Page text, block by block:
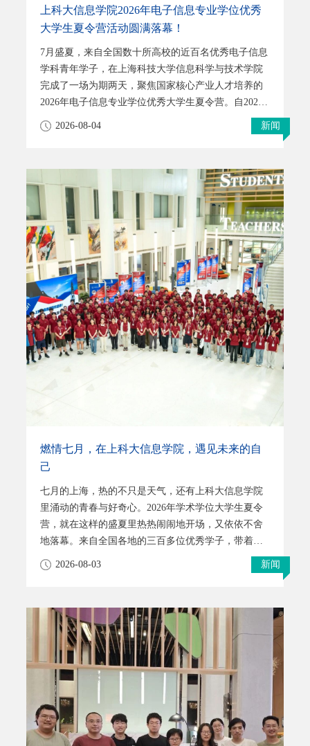
上科大信息学院2026年电子信息专业学位优秀
大学生夏令营活动圆满落幕！
7月盛夏，来自全国数十所高校的近百名优秀电子信息
学科青年学子，在上海科技大学信息科学与技术学院
完成了一场为期两天，聚焦国家核心产业人才培养的
2026年电子信息专业学位优秀大学生夏令营。自2020
年起，信息学院紧扣上海市集成电路、生物医药、人
工智能三大先导产业发展需求，持续布局产教融合联
程中心、合合信息、傅利叶智能、联和投资、北京开
源芯片研究院、广东省智能科学与技术研究院等一批
行业龙头、顶尖科研院所共建专硕、改革专项直博联
合培养项目。往年校企联培毕业生实现高质量就业，
就业单位覆盖华为、海思、英伟达、Cadence、壁仞、
联影、拼多多等头部企业；部分学子赴港中文、伯明
翰、上交、临港实验室等海内外高校与科研院所深
造，形成就业、升学双向高质量发展格局。为面向全
国选拔电子信息领域拔尖后备人才，深化产教融合协
同育人，精准对接集成电路、人工智能、先进电子系
统等国家重点产业人才需求，上海科技大学信息科学
与技术学院于 2026年7月13日—7月14日成功举办2026
年电子信息专业学位优秀大学生夏令营。本次活动吸
2026-08-04 新闻
燃情七月，在上科大信息学院，遇见未来的自
己
七月的上海，热的不只是天气，还有上科大信息学院
里涌动的青春与好奇心。2026年学术学位大学生夏令
营，就在这样的盛夏里热热闹闹地开场，又依依不舍
地落幕。来自全国各地的三百多位优秀学子，带着对
信息科学的一腔热忱，在这里共度了一段难忘的时
光。接下来，让我们一起回顾这场夏日之旅。1【开幕
了夏令营精彩序幕。信息学院执行院长寇煦丰教授发
表热情致辞，向来自五湖四海的营员们致以诚挚欢
迎。学院党总支书记赵登吉教授详细介绍了上海科技
大学“国际化、创新型、研究型”的办学理念，以及信
息学院特色鲜明的人才培养体系。除了院长寄语，行
政老师们还带来了内容丰富的政策解读，围绕研究生
招生政策、选拔标准、培养模式等方面展开介绍，全
面展现信息学院培养优秀创新人才的实力与成果。这
不仅是一场深入交流的宣讲，更是一次帮助每位营员
2026-08-03 新闻